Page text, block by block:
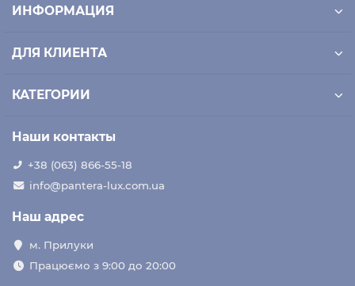
ИНФОРМАЦИЯ
ДЛЯ КЛИЕНТА
КАТЕГОРИИ
Наши контакты
+38 (063) 866-55-18
info@pantera-lux.com.ua
Наш адрес
м. Прилуки
Працюємо з 9:00 до 20:00